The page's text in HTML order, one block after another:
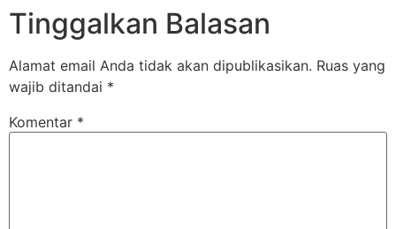
Tinggalkan Balasan
Alamat email Anda tidak akan dipublikasikan. Ruas yang
wajib ditandai *
Komentar *